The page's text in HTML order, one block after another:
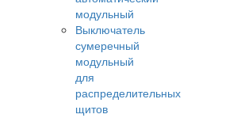
модульный
Выключатель
сумеречный
модульный
для
распределительных
щитов